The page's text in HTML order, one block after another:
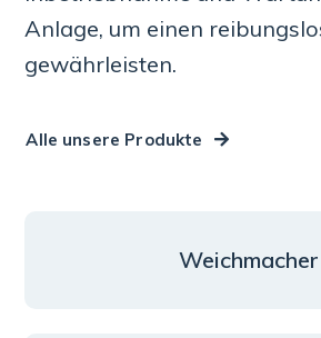
Anlage, um einen
gewährleisten.
Alle unsere Produkte
Weichmacher